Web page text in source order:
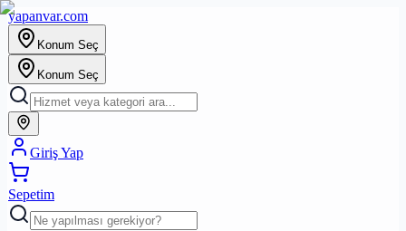
yapanvar.com
Konum Seç
Konum Seç
Giriş Yap
Sepetim